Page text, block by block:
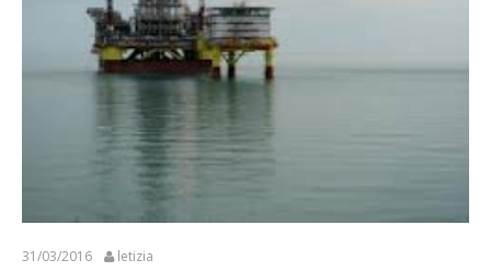
31/03/2016 letizia